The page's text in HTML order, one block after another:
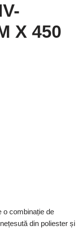
X 450
o combinație de
din poliester și